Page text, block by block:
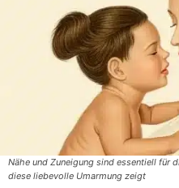
Nähe und Zuneigung sind essentiell für
diese liebevolle Umarmung zeigt